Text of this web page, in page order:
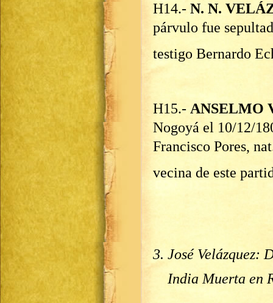
H14.- N. N.
párvulo fue
testigo Bernardo
H15.- ANSELMO
Nogoyá el 10/12/
Francisco Pores,
vecina de este
3. José Velázquez:
India Muerta en